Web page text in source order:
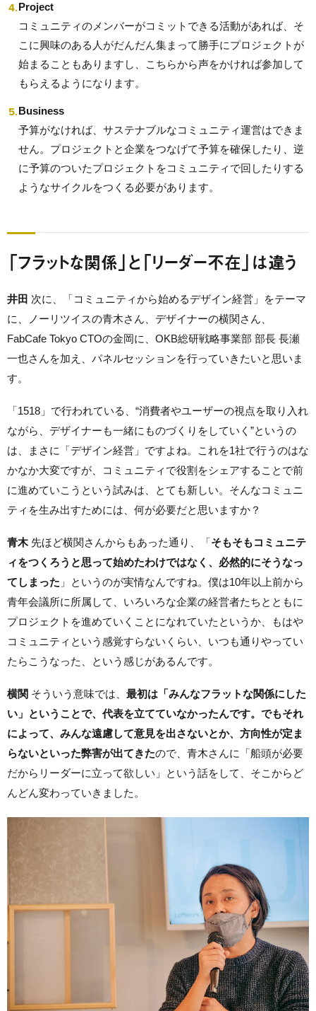
Project
コミュニティのメンバーがコミットできる活動があれば、そ
こに興味のある人がだんだん集まって勝手にプロジェクトが
始まることもありますし、こちらから声をかければ参加して
もらえるようになります。
Business
予算がなければ、サステナブルなコミュニティ運営はできま
せん。プロジェクトと企業をつなげて予算を確保したり、逆
に予算のついたプロジェクトをコミュニティで回したりする
ようなサイクルをつくる必要があります。
「フラットな関係」と「リーダー不在」は違う
井田 次に、「コミュニティから始めるデザイン経営」をテーマ
に、ノーリツイスの青木さん、デザイナーの横関さん、
FabCafe Tokyo CTOの金岡に、OKB総研戦略事業部 部長 長瀬
一也さんを加え、パネルセッションを行っていきたいと思いま
す。
「1518」で行われている、“消費者やユーザーの視点を取り入れ
ながら、デザイナーも一緒にものづくりをしていく”というの
は、まさに「デザイン経営」ですよね。これを1社で行うのはな
かなか大変ですが、コミュニティで役割をシェアすることで前
に進めていこうという試みは、とても新しい。そんなコミュニ
ティを生み出すためには、何が必要だと思いますか？
青木 先ほど横関さんからもあった通り、「そもそもコミュニテ
ィをつくろうと思って始めたわけではなく、必然的にそうなっ
てしまった 」というのが実情なんですね。僕は10年以上前から
青年会議所に所属して、いろいろな企業の経営者たちとともに
プロジェクトを進めていくことになれていたというか、もはや
コミュニティという感覚すらないくらい、いつも通りやってい
たらこうなった、という感じがあるんです。
横関 そういう意味では、 最初は「みんなフラットな関係にした
い」ということで、代表を立てていなかったんです。でもそれ
によって、みんな遠慮して意見を出さないとか、方向性が定ま
らないといった弊害が出てきたので、青木さんに「船頭が必要
だからリーダーに立って欲しい」という話をして、そこからど
んどん変わっていきました。